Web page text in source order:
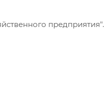
предприятия".